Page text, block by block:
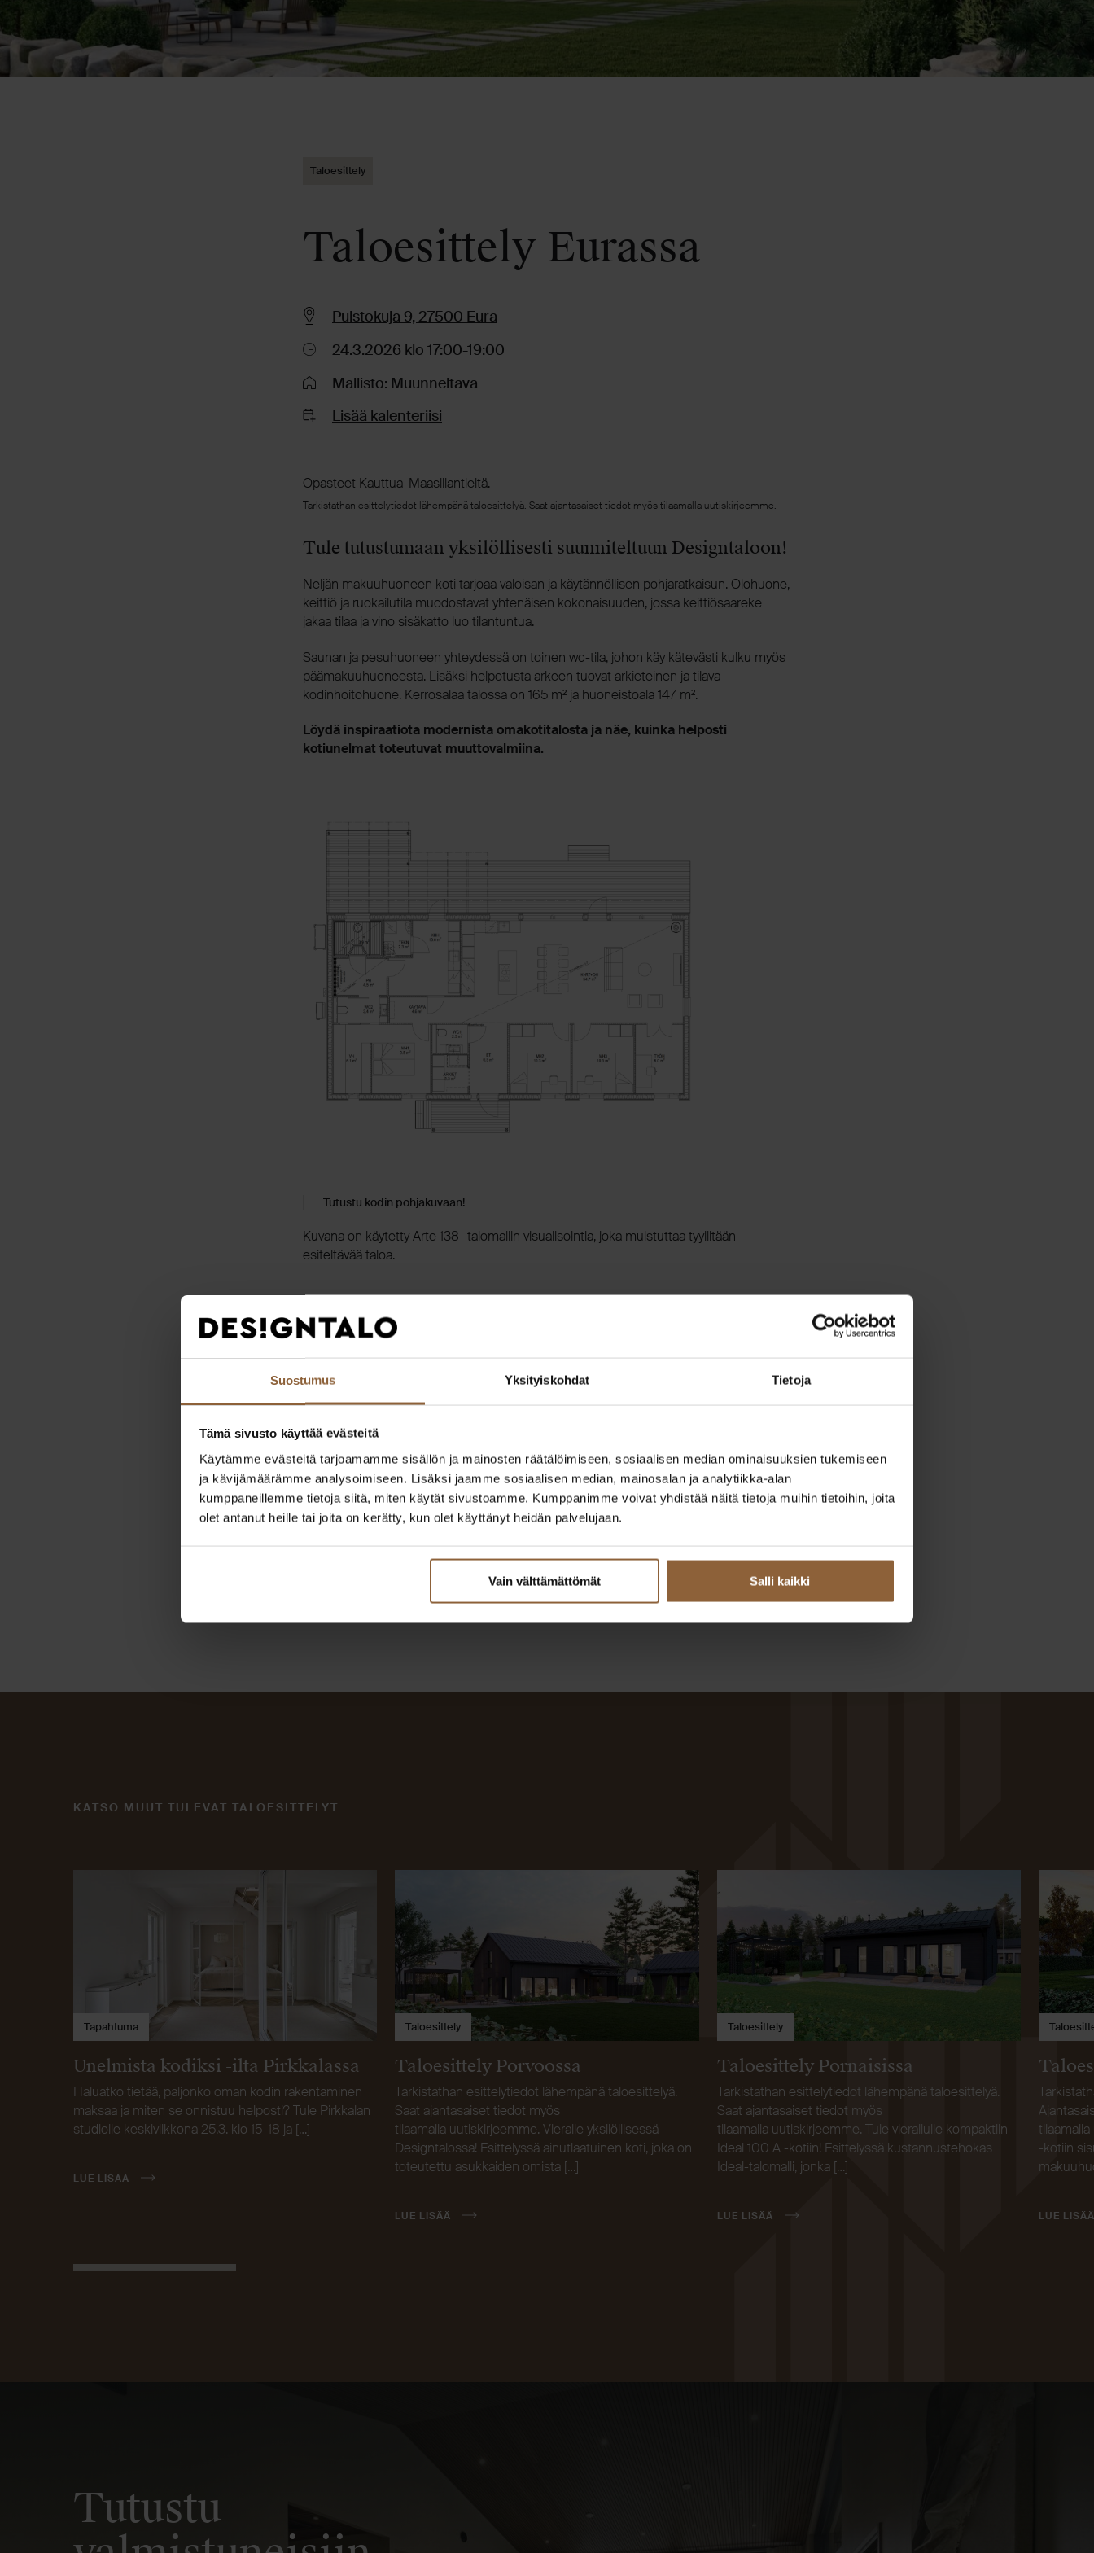
Suostumus Yksityiskohdat Tietoja
Tämä sivusto käyttää evästeitä
Käytämme evästeitä tarjoamamme sisällön ja mainosten räätälöimiseen, sosiaalisen median ominaisuuksien tukemiseen
ja kävijämäärämme analysoimiseen. Lisäksi jaamme sosiaalisen median, mainosalan ja analytiikka-alan
kumppaneillemme tietoja siitä, miten käytät sivustoamme. Kumppanimme voivat yhdistää näitä tietoja muihin tietoihin, joita
olet antanut heille tai joita on kerätty, kun olet käyttänyt heidän palvelujaan.
Vain välttämättömät Salli kaikki
Taloesittely
Taloesittely Eurassa
Puistokuja 9, 27500 Eura
24.3.2026 klo 17:00-19:00
Mallisto: Muunneltava
Lisää kalenteriisi
Opasteet Kauttua–Maasillantieltä.
Tarkistathan esittelytiedot lähempänä taloesittelyä. Saat ajantasaiset tiedot myös tilaamalla uutiskirjeemme.
Tule tutustumaan yksilöllisesti suunniteltuun Designtaloon!
Neljän makuuhuoneen koti tarjoaa valoisan ja käytännöllisen pohjaratkaisun. Olohuone,
keittiö ja ruokailutila muodostavat yhtenäisen kokonaisuuden, jossa keittiösaareke
jakaa tilaa ja vino sisäkatto luo tilantuntua.
Saunan ja pesuhuoneen yhteydessä on toinen wc-tila, johon käy kätevästi kulku myös
päämakuuhuoneesta. Lisäksi helpotusta arkeen tuovat arkieteinen ja tilava
kodinhoitohuone. Kerrosalaa talossa on 165 m² ja huoneistoala 147 m².
Löydä inspiraatiota modernista omakotitalosta ja näe, kuinka helposti
kotiunelmat toteutuvat muuttovalmiina.
Tutustu kodin pohjakuvaan!
Kuvana on käytetty Arte 138 -talomallin visualisointia, joka muistuttaa tyyliltään
esiteltävää taloa.
Kodin esittelee
Varsinais-Suomi, Satakunta
040 686 5530
if.olatngised@alinnuj.ennaj
KATSO MUUT TULEVAT TALOESITTELYT
Tapahtuma
Unelmista kodiksi -ilta Pirkkalassa
Haluatko tietää, paljonko oman kodin rakentaminen
maksaa ja miten se onnistuu helposti? Tule Pirkkalan
studiolle keskiviikkona 25.3. klo 15–18 ja […]
LUE LISÄÄ
Taloesittely
Taloesittely Porvoossa
Tarkistathan esittelytiedot lähempänä taloesittelyä.
Saat ajantasaiset tiedot myös
tilaamalla uutiskirjeemme. Vieraile yksilöllisessä
Designtalossa! Esittelyssä ainutlaatuinen koti, joka on
toteutettu asukkaiden omista […]
LUE LISÄÄ
Taloesittely
Taloesittely Pornaisissa
Tarkistathan esittelytiedot lähempänä taloesittelyä.
Saat ajantasaiset tiedot myös
tilaamalla uutiskirjeemme. Tule vierailulle kompaktiin
Ideal 100 A -kotiin! Esittelyssä kustannustehokas
Ideal-talomalli, jonka […]
LUE LISÄÄ
-kotiin
LUE
Tutustu